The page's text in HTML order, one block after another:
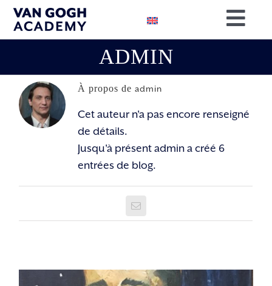
Passer
contenu
NOTRE
ADMIN
À propos deadmin
Cet auteur n'a pas encore renseigné
de détails.
Jusqu'à présent admin a créé 6
entrées de blog.
Email